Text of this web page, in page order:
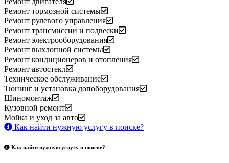
Ремонт тормозной системы
Ремонт рулевого управления
Ремонт трансмиссии и подвески
Ремонт электрооборудования
Ремонт выхлопной системы
Ремонт кондиционеров и отопления
Ремонт автостекл
Техническое обслуживание
Тюнинг и установка допоборудования
Шиномонтаж
Кузовной ремонт
Мойка и уход за авто
Как найти нужную услугу в поиске?
Как найти нужную услугу в поиске?